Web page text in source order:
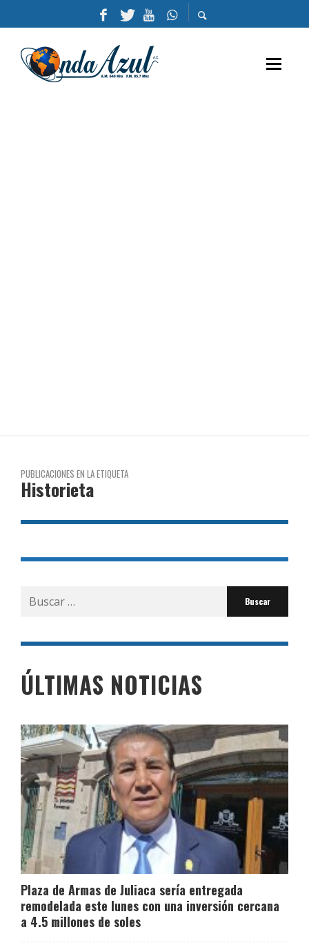
PUBLICACIONES EN LA ETIQUETA
Historieta
Buscar
por:
ÚLTIMAS NOTICIAS
Plaza de Armas de Juliaca sería entregada
remodelada este lunes con una inversión cercana
a 4.5 millones de soles